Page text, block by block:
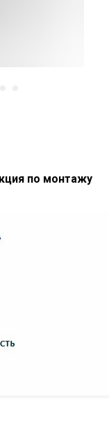
по монтажу